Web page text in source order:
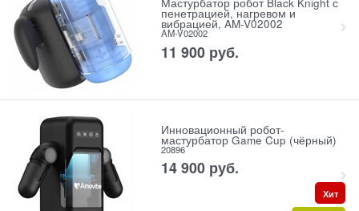
Мастурбатор робот Black Knight с
пенетрацией, нагревом и
вибрацией, AM-V02002
AM-V02002
11 900 руб.
Инновационный робот-
мастурбатор Game Cup (чёрный)
20896
14 900 руб.
Хит